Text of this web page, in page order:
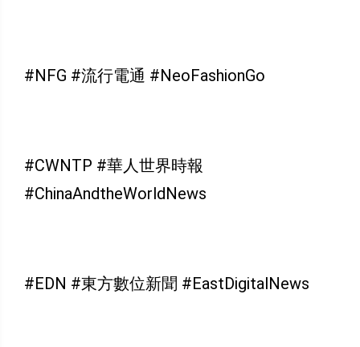
#NFG #流行電通 #NeoFashionGo
#CWNTP #華人世界時報
#ChinaAndtheWorldNews
#EDN #東方數位新聞 #EastDigitalNews